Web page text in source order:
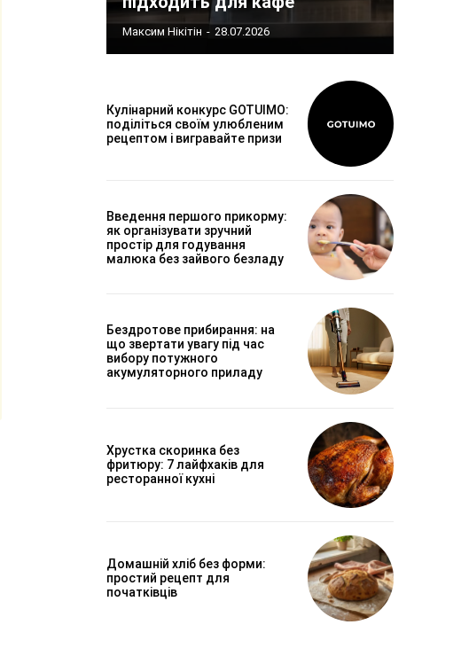
Максим Нікітін - 28.07.2026
Кулінарний конкурс GOTUIMO:
поділіться своїм улюбленим
рецептом і вигравайте призи
Введення першого прикорму:
як організувати зручний
простір для годування
малюка без зайвого безладу
Бездротове прибирання: на
що звертати увагу під час
вибору потужного
акумуляторного приладу
Хрустка скоринка без
фритюру: 7 лайфхаків для
ресторанної кухні
Домашній хліб без форми:
простий рецепт для
початківців